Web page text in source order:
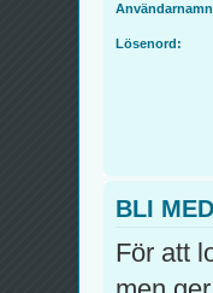
Lösenord:
BLI
För att